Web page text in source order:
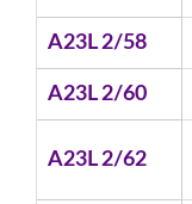
A23L 2/58
A23L 2/60
A23L 2/62